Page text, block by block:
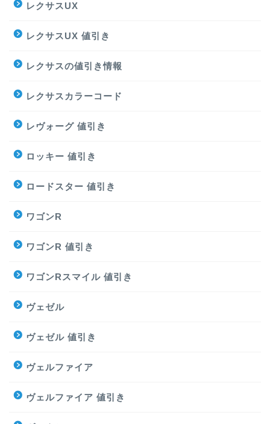
レクサスUX
レクサスUX 値引き
レクサスの値引き情報
レクサスカラーコード
レヴォーグ 値引き
ロッキー 値引き
ロードスター 値引き
ワゴンR
ワゴンR 値引き
ワゴンRスマイル 値引き
ヴェゼル
ヴェゼル 値引き
ヴェルファイア
ヴェルファイア 値引き